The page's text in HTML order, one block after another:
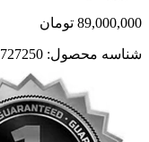
89,000,000 تومان
شناسه محصول: 727250-B21